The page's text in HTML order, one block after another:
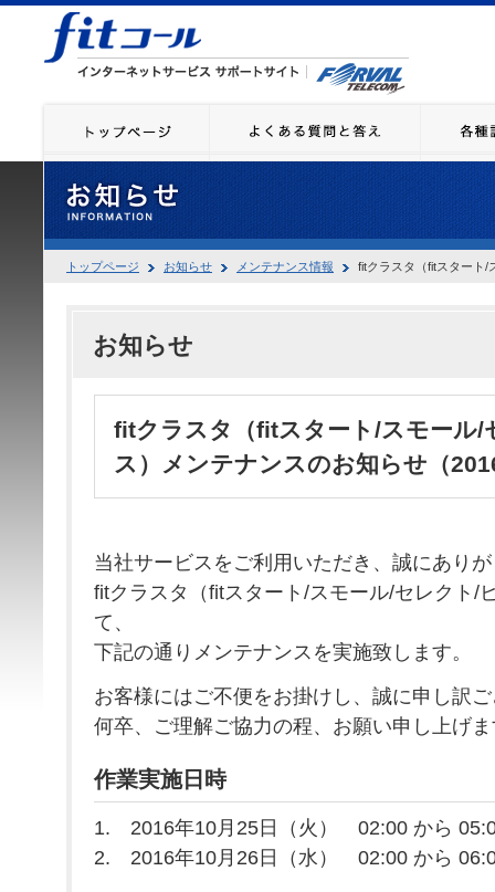
トップページ お知らせ メンテナンス情報 fitクラスタ（fitスタート/
お知らせ
fitクラスタ（fitスタート/スモール/
ス）メンテナンスのお知らせ（
当社サービスをご利用いただき、誠にあり
fitクラスタ（fitスタート/スモール/セレクト/
て、
下記の通りメンテナンスを実施致します。
お客様にはご不便をお掛けし、誠に申し訳
何卒、ご理解ご協力の程、お願い申し上げ
作業実施日時
1. 2016年10月25日（火） 02:00 から
2. 2016年10月26日（水） 02:00 から